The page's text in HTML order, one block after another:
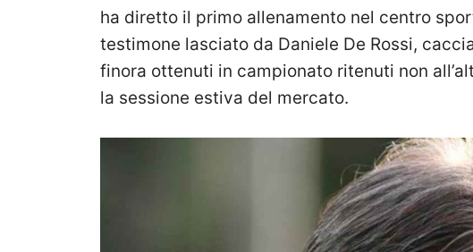
ha diretto il primo allenamento nel centro
testimone lasciato da Daniele De Rossi,
finora ottenuti in campionato ritenuti non
la sessione estiva del mercato.